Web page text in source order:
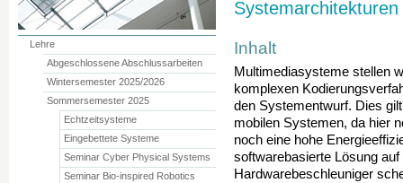
Inhalt
Multimediasysteme stellen
komplexen
den Systementwurf. Dies
mobilen Systemen, da hier
noch eine hohe
softwarebasierte Lösung
Hardwarebeschleuniger
Lehre
Abgeschlossene Abschlussarbeiten
Wintersemester 2025/2026
Sommersemester 2025
Echtzeitsysteme
Eingebettete Systeme
Seminar Cyber Physical Systems
Seminar Bio-inspired Robotics